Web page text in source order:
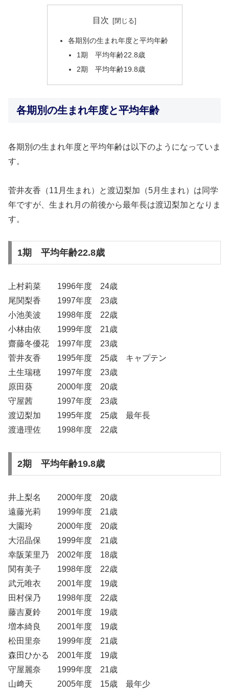
目次
各期別の生まれ年度と平均年齢
1期 平均年齢22.8歳
2期 平均年齢19.8歳
各期別の生まれ年度と平均年齢
各期別の生まれ年度と平均年齢は以下のようになっていま
す。
菅井友香（11月生まれ）と渡辺梨加（5月生まれ）は同学
年ですが、生まれ月の前後から最年長は渡辺梨加となりま
す。
1期 平均年齢22.8歳
上村莉菜 1996年度 24歳
尾関梨香 1997年度 23歳
小池美波 1998年度 22歳
小林由依 1999年度 21歳
齋藤冬優花 1997年度 23歳
菅井友香 1995年度 25歳 キャプテン
土生瑞穂 1997年度 23歳
原田葵 2000年度 20歳
守屋茜 1997年度 23歳
渡辺梨加 1995年度 25歳 最年長
渡邉理佐 1998年度 22歳
2期 平均年齢19.8歳
井上梨名 2000年度 20歳
遠藤光莉 1999年度 21歳
大園玲 2000年度 20歳
大沼晶保 1999年度 21歳
幸阪茉里乃 2002年度 18歳
関有美子 1998年度 22歳
武元唯衣 2001年度 19歳
田村保乃 1998年度 22歳
藤吉夏鈴 2001年度 19歳
増本綺良 2001年度 19歳
松田里奈 1999年度 21歳
森田ひかる 2001年度 19歳
守屋麗奈 1999年度 21歳
山﨑天 2005年度 15歳 最年少